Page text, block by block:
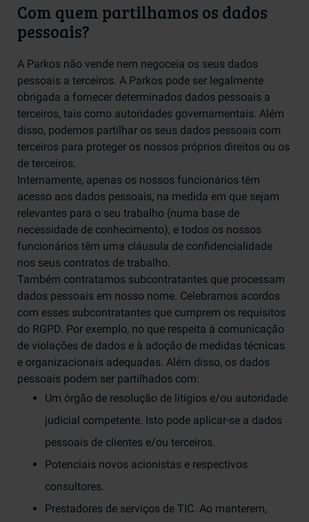
Com quem partilhamos os dados
pessoais?
A Parkos não vende nem negoceia os seus dados
pessoais a terceiros. A Parkos pode ser legalmente
obrigada a fornecer determinados dados pessoais a
terceiros, tais como autoridades governamentais. Além
disso, podemos partilhar os seus dados pessoais com
terceiros para proteger os nossos próprios direitos ou os
de terceiros.
Internamente, apenas os nossos funcionários têm
acesso aos dados pessoais, na medida em que sejam
relevantes para o seu trabalho (numa base de
necessidade de conhecimento), e todos os nossos
funcionários têm uma cláusula de confidencialidade
nos seus contratos de trabalho.
Também contratamos subcontratantes que processam
dados pessoais em nosso nome. Celebramos acordos
com esses subcontratantes que cumprem os requisitos
do RGPD. Por exemplo, no que respeita à comunicação
de violações de dados e à adoção de medidas técnicas
e organizacionais adequadas. Além disso, os dados
pessoais podem ser partilhados com:
Um órgão de resolução de litígios e/ou autoridade
judicial competente. Isto pode aplicar-se a dados
pessoais de clientes e/ou terceiros.
Potenciais novos acionistas e respectivos
consultores.
Prestadores de serviços de TIC. Ao manterem,